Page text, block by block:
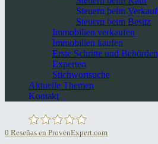
Steuern beim Verkauf
Steuern beim Besitz
Immobilien verkaufen
Immobilien kaufen
Erste Schritte und Behörden
Experten
Stichwortsuche
Aktuelle Themen
Kontakt
0 Reseñas en ProvenExpert.com